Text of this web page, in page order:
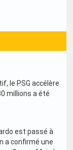
le PSG accélère
millions a été
est passé à
a confirmé une